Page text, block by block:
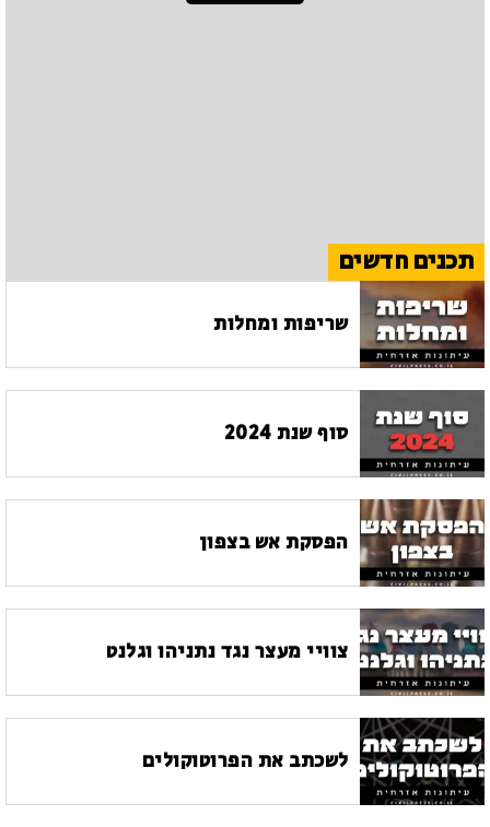
תכנים חדשים
שריפות ומחלות
סוף שנת 2024
הפסקת אש בצפון
צוויי מעצר נגד נתניהו וגלנט
לשכתב את הפרוטוקולים